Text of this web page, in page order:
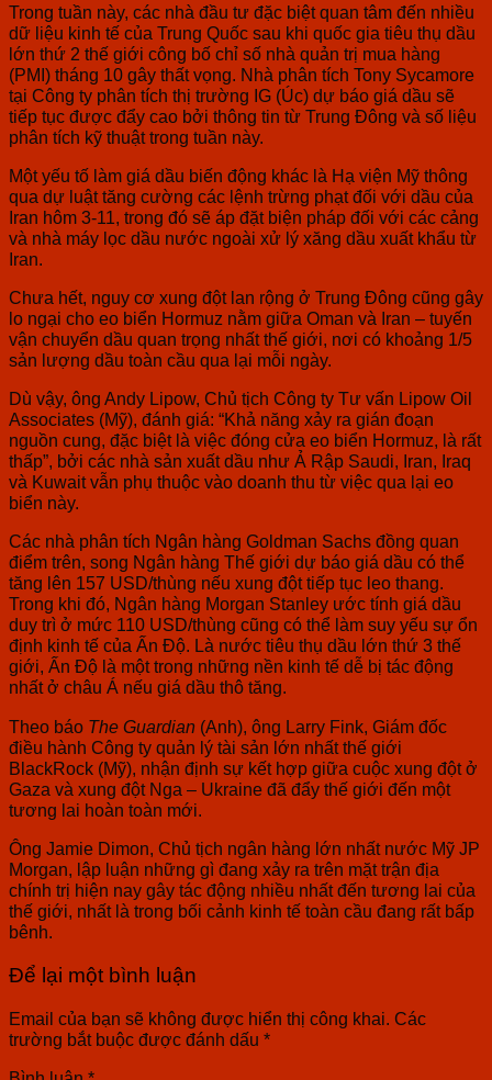
Trong tuần này, các nhà đầu tư đặc biệt quan tâm đến nhiều
dữ liệu kinh tế của Trung Quốc sau khi quốc gia tiêu thụ dầu
lớn thứ 2 thế giới công bố chỉ số nhà quản trị mua hàng
(PMI) tháng 10 gây thất vọng. Nhà phân tích Tony Sycamore
tại Công ty phân tích thị trường IG (Úc) dự báo giá dầu sẽ
tiếp tục được đẩy cao bởi thông tin từ Trung Đông và số liệu
phân tích kỹ thuật trong tuần này.
Một yếu tố làm giá dầu biến động khác là Hạ viện Mỹ thông
qua dự luật tăng cường các lệnh trừng phạt đối với dầu của
Iran hôm 3-11, trong đó sẽ áp đặt biện pháp đối với các cảng
và nhà máy lọc dầu nước ngoài xử lý xăng dầu xuất khẩu từ
Iran.
Chưa hết, nguy cơ xung đột lan rộng ở Trung Đông cũng gây
lo ngại cho eo biển Hormuz nằm giữa Oman và Iran – tuyến
vận chuyển dầu quan trọng nhất thế giới, nơi có khoảng 1/5
sản lượng dầu toàn cầu qua lại mỗi ngày.
Dù vậy, ông Andy Lipow, Chủ tịch Công ty Tư vấn Lipow Oil
Associates (Mỹ), đánh giá: “Khả năng xảy ra gián đoạn
nguồn cung, đặc biệt là việc đóng cửa eo biển Hormuz, là rất
thấp”, bởi các nhà sản xuất dầu như Ả Rập Saudi, Iran, Iraq
và Kuwait vẫn phụ thuộc vào doanh thu từ việc qua lại eo
biển này.
Các nhà phân tích Ngân hàng Goldman Sachs đồng quan
điểm trên, song Ngân hàng Thế giới dự báo giá dầu có thể
tăng lên 157 USD/thùng nếu xung đột tiếp tục leo thang.
Trong khi đó, Ngân hàng Morgan Stanley ước tính giá dầu
duy trì ở mức 110 USD/thùng cũng có thể làm suy yếu sự ổn
định kinh tế của Ấn Độ. Là nước tiêu thụ dầu lớn thứ 3 thế
giới, Ấn Độ là một trong những nền kinh tế dễ bị tác động
nhất ở châu Á nếu giá dầu thô tăng.
Theo báo The Guardian (Anh), ông Larry Fink, Giám đốc
điều hành Công ty quản lý tài sản lớn nhất thế giới
BlackRock (Mỹ), nhận định sự kết hợp giữa cuộc xung đột ở
Gaza và xung đột Nga – Ukraine đã đẩy thế giới đến một
tương lai hoàn toàn mới.
Ông Jamie Dimon, Chủ tịch ngân hàng lớn nhất nước Mỹ JP
Morgan, lập luận những gì đang xảy ra trên mặt trận địa
chính trị hiện nay gây tác động nhiều nhất đến tương lai của
thế giới, nhất là trong bối cảnh kinh tế toàn cầu đang rất bấp
bênh.
Để lại một bình luận
Email của bạn sẽ không được hiển thị công khai. Các
trường bắt buộc được đánh dấu *